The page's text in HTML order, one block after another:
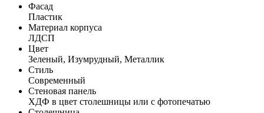
Фасад
Пластик
Материал корпуса
ЛДСП
Цвет
Зеленый, Изумрудный, Металлик
Стиль
Современный
Стеновая панель
ХДФ в цвет столешницы или с фотопечатью